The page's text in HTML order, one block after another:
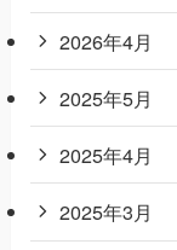
2026年4月
2025年5月
2025年4月
2025年3月